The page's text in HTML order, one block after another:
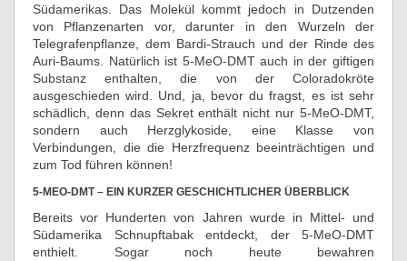
Südamerikas. Das Molekül kommt jedoch in Dutzenden
von Pflanzenarten vor, darunter in den Wurzeln der
Telegrafenpflanze, dem Bardi-Strauch und der Rinde des
Auri-Baums. Natürlich ist 5-MeO-DMT auch in der giftigen
Substanz enthalten, die von der Coloradokröte
ausgeschieden wird. Und, ja, bevor du fragst, es ist sehr
schädlich, denn das Sekret enthält nicht nur 5-MeO-DMT,
sondern auch Herzglykoside, eine Klasse von
Verbindungen, die die Herzfrequenz beeinträchtigen und
zum Tod führen können!
5-MEO-DMT – EIN KURZER GESCHICHTLICHER ÜBERBLICK
Bereits vor Hunderten von Jahren wurde in Mittel- und
Südamerika Schnupftabak entdeckt, der 5-MeO-DMT
enthielt. Sogar noch heute bewahren